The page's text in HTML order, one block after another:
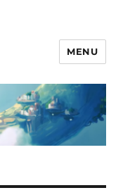
MENU